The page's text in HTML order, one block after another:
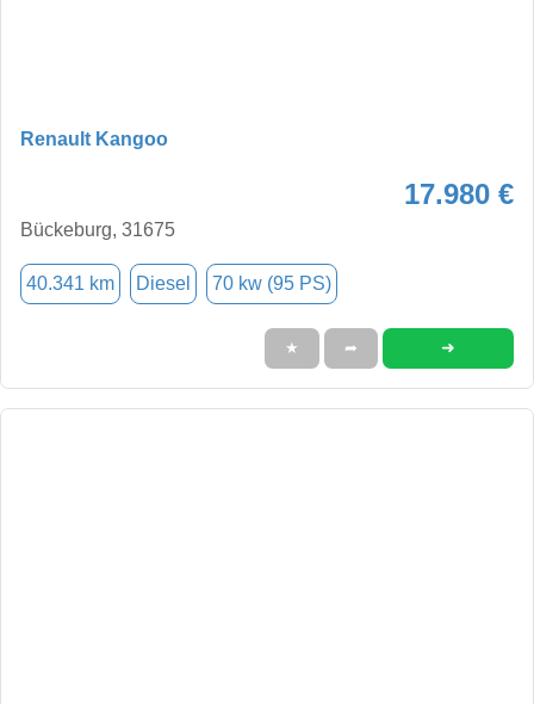
Renault Kangoo
17.980 €
Bückeburg, 31675
40.341 km Diesel 70 kw (95 PS)
★ ➦ ➜